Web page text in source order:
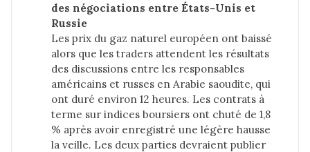
des négociations entre États-Unis et
Russie
Les prix du gaz naturel européen ont baissé
alors que les traders attendent les résultats
des discussions entre les responsables
américains et russes en Arabie saoudite, qui
ont duré environ 12 heures. Les contrats à
terme sur indices boursiers ont chuté de 1,8
% après avoir enregistré une légère hausse
la veille. Les deux parties devraient publier